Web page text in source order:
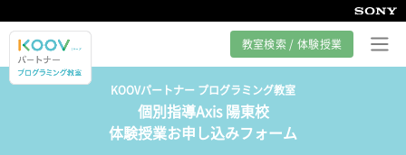
教室検索 / 体験授業
プログラミング教室とは
KOOVパートナー プログラミング教室
個別指導Axis 陽東校
体験授業お申し込みフォーム